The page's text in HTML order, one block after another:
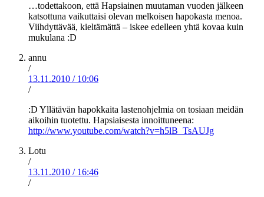
…todettakoon, että Hapsiainen muutaman vuoden jälkeen
katsottuna vaikuttaisi olevan melkoisen hapokasta menoa.
Viihdyttävää, kieltämättä – iskee edelleen yhtä kovaa kuin
mukulana :D
annu
/
13.11.2010 / 10:06
/
:D Yllätävän hapokkaita lastenohjelmia on tosiaan meidän
aikoihin tuotettu. Hapsiaisesta innoittuneena:
http://www.youtube.com/watch?v=h5lB_TsAUJg
Lotu
/
13.11.2010 / 16:46
/